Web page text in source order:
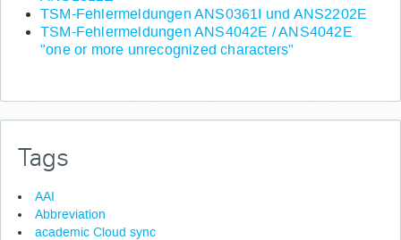
TSM-Fehlermeldungen ANS0361I und ANS2202E
TSM-Fehlermeldungen ANS4042E / ANS4042E
"one or more unrecognized characters"
Tags
AAI
Abbreviation
academic Cloud sync